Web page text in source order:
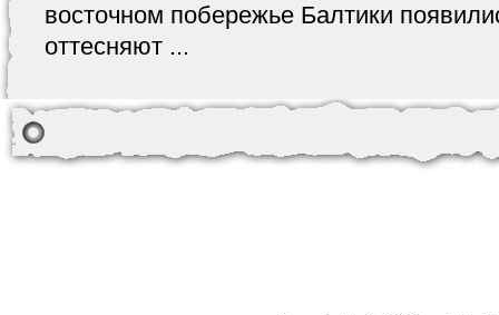
восточном побережье Балтики
оттесняют ...